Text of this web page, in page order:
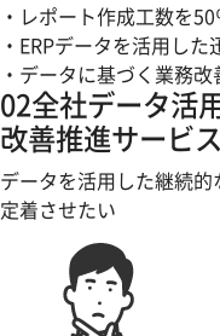
・レポート作成工数を
・ERPデータを活用し
・データに基づく業務
02全社データ活
改善推進サービス
データを活用した継続的
定着させたい